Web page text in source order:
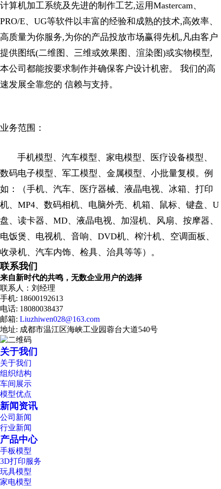
计算机加工系统及先进的制作工艺,运用Mastercam、
PRO/E、UG等软件以丰富的经验和成熟的技术,高效率、
高质量为你服务,为你的产品投放市场赢得先机,凡由客户
提供图纸(二维图、三维或效果图、渲染图)或实物模型,
本公司都能按要求制作并确保客户设计机密。 我们的高
速发展全靠您的 信赖与支持。
业务范围：
手机模型、汽车模型、家电模型、医疗设备模型、
数码电子模型、军工模型、金属模型、小批量复模。例
如：（手机、汽车、医疗器械、液晶电视、冰箱、打印
机、MP4、数码相机、电脑外壳、机箱、鼠标、键盘、U
盘、读卡器、MD、液晶电视、加湿机、风扇、按摩器、
电饭煲、电视机、音响、DVD机、榨汁机、空调面板、
收录机、汽车内饰、检具、治具等等）。
联系我们
来自新时代的共鸣，无数企业用户的选择
联系人：刘经理
手机: 18600192613
电话: 18080038437
邮箱: Liuzhiwen028@163.com
地址: 成都市温江区海峡工业园蓉台大道540号
关于我们
关于我们
组织结构
车间展示
模型优点
新闻资讯
公司新闻
行业新闻
产品中心
手板模型
3D打印服务
玩具模型
家电模型